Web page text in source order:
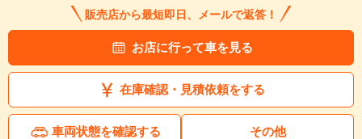
販売店から最短即日、メールで返答！
お店に行って車を見る
在庫確認・見積依頼をする
車両状態を確認する その他